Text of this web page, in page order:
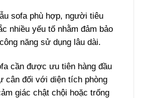
sofa phù hợp, người tiêu
nhiều yếu tố nhằm đảm bảo
năng sử dụng lâu dài.
cần được ưu tiên hàng đầu
cân đối với diện tích phòng
giác chật chội hoặc trống